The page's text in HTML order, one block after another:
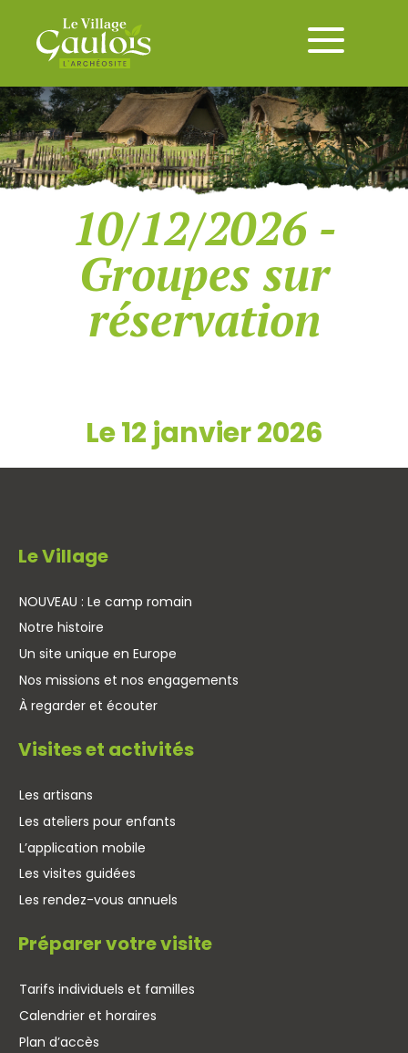
10/12/2026 -
Groupes sur
réservation
Le 12 janvier 2026
Le Village
NOUVEAU : Le camp romain
Notre histoire
Un site unique en Europe
Nos missions et nos engagements
À regarder et écouter
Visites et activités
Les artisans
Les ateliers pour enfants
L’application mobile
Les visites guidées
Les rendez-vous annuels
Préparer votre visite
Tarifs individuels et familles
Calendrier et horaires
Plan d’accès